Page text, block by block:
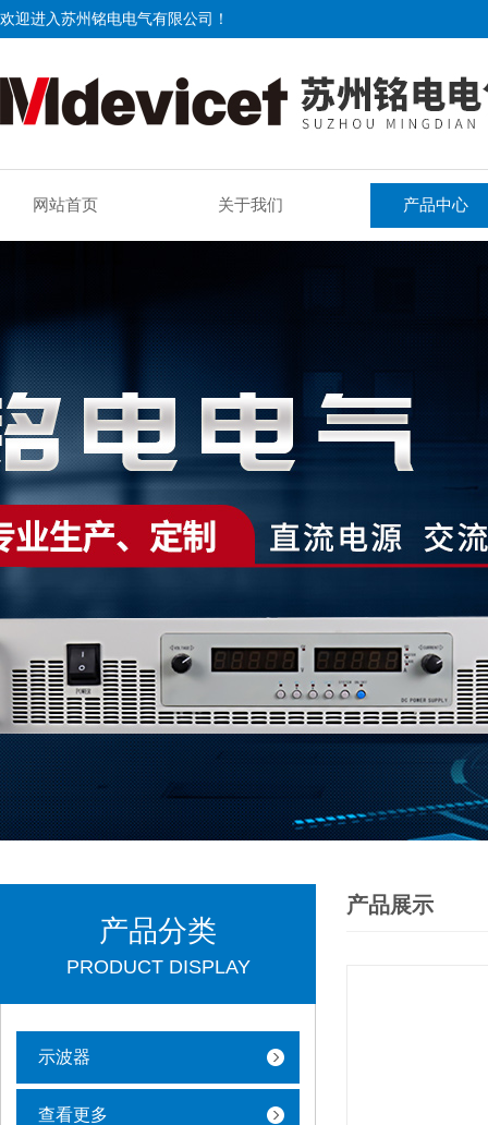
欢迎进入苏州铭电电气有限公司！
网站首页 关于我们 产品中心
产品分类
PRODUCT DISPLAY
示波器
查看更多
产品展示